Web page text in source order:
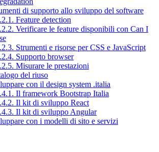
di supporto allo sviluppo del software
Feature detection
Verificare le feature disponibili con Can I
Strumenti e risorse per CSS e JavaScript
Supporto browser
Misurare le prestazioni
del riuso
con il design system .italia
Il framework Bootstrap Italia
Il kit di sviluppo React
Il kit di sviluppo Angular
con i modelli di sito e servizi